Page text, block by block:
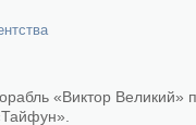
«Виктор Великий»